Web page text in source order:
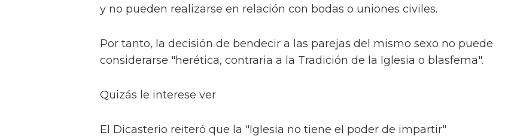
y no pueden realizarse en relación con bodas o uniones civiles.
Por tanto, la decisión de bendecir a las parejas del mismo sexo no puede
considerarse "herética, contraria a la Tradición de la Iglesia o blasfema".
Quizás le interese ver
El Dicasterio reiteró que la "Iglesia no tiene el poder de impartir"